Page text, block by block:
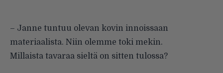
– Janne tuntuu olevan kovin innoissaan
materiaalista. Niin olemme toki mekin.
Millaista tavaraa sieltä on sitten tulossa?